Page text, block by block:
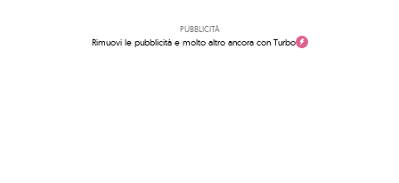
PUBBLICITÀ
Rimuovi le pubblicità e molto altro ancora con Turbo